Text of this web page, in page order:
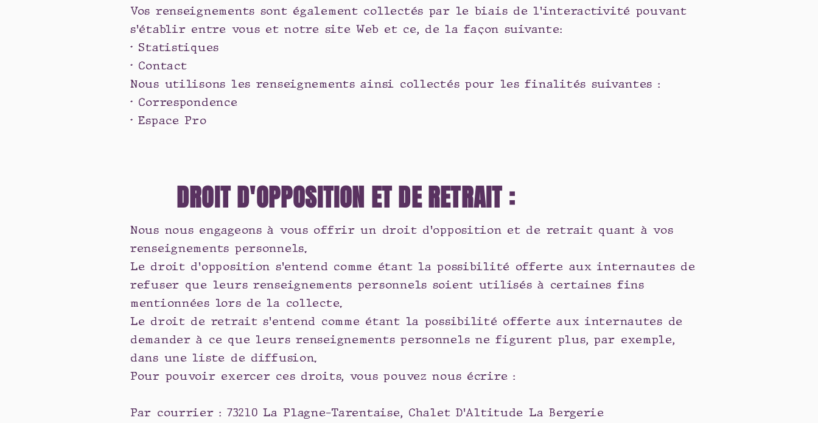
Vos renseignements sont également collectés par le biais de l'interactivité pouvant
s'établir entre vous et notre site Web et ce, de la façon suivante:
• Statistiques
• Contact
Nous utilisons les renseignements ainsi collectés pour les finalités suivantes :
• Correspondence
• Espace Pro
DROIT D'OPPOSITION ET DE RETRAIT :
Nous nous engageons à vous offrir un droit d'opposition et de retrait quant à vos
renseignements personnels.
Le droit d'opposition s'entend comme étant la possibilité offerte aux internautes de
refuser que leurs renseignements personnels soient utilisés à certaines fins
mentionnées lors de la collecte.
Le droit de retrait s'entend comme étant la possibilité offerte aux internautes de
demander à ce que leurs renseignements personnels ne figurent plus, par exemple,
dans une liste de diffusion.
Pour pouvoir exercer ces droits, vous pouvez nous écrire :
Par courrier : 73210 La Plagne-Tarentaise, Chalet D’Altitude La Bergerie